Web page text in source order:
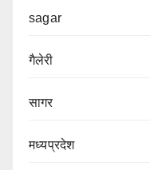
sagar
गैलेरी
सागर
मध्यप्रदेश